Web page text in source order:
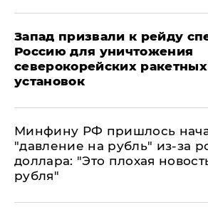
Запад призвали к рейду
Россию для уничтожения
северокорейских ракетных
установок
Минфину РФ пришлось
"давление на рубль" из-за
доллара: "Это плохая
рубля"